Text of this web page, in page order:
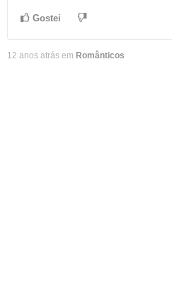
Gostei
12 anos atrás em Românticos